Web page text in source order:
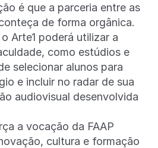
é que a parceria entre as
de forma orgânica.
Arte1 poderá utilizar a
como estúdios e
selecionar alunos para
e incluir no radar de sua
audiovisual desenvolvida
a vocação da FAAP
cultura e formação